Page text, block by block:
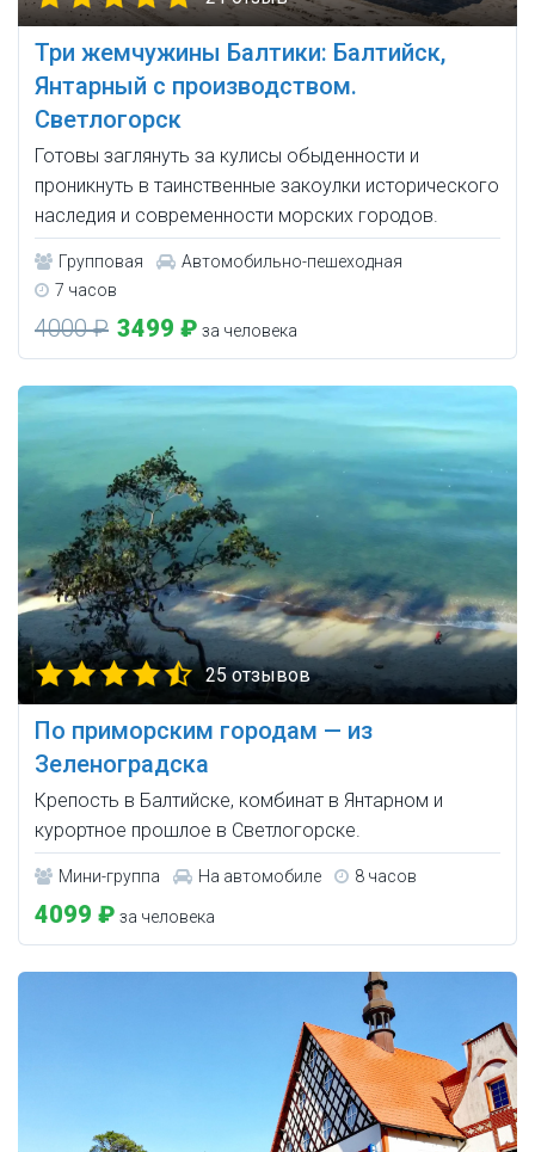
Три жемчужины Балтики: Балтийск,
Янтарный с производством.
Светлогорск
Готовы заглянуть за кулисы обыденности и
проникнуть в таинственные закоулки исторического
наследия и современности морских городов.
Групповая
Автомобильно-пешеходная
7 часов
4000 ₽ 3499 ₽ за человека
25 отзывов
По приморским городам — из
Зеленоградска
Крепость в Балтийске, комбинат в Янтарном и
курортное прошлое в Светлогорске.
Мини-группа На автомобиле 8 часов
4099 ₽ за человека